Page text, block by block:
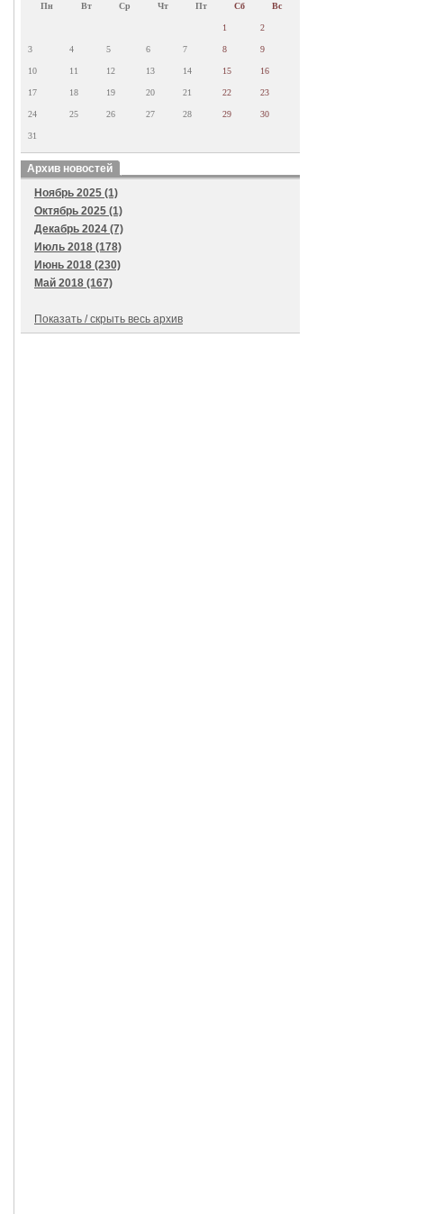
Пн Вт Ср Чт Пт Сб Вс
1 2
3 4 5 6 7 8 9
10 11 12 13 14 15 16
17 18 19 20 21 22 23
24 25 26 27 28 29 30
31
Архив новостей
Ноябрь 2025 (1)
Октябрь 2025 (1)
Декабрь 2024 (7)
Июль 2018 (178)
Июнь 2018 (230)
Май 2018 (167)
Показать / скрыть весь архив